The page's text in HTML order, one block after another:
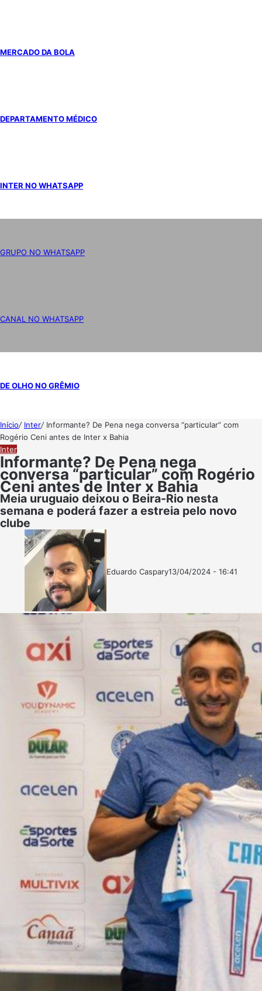
MERCADO DA BOLA
DEPARTAMENTO MÉDICO
INTER NO WHATSAPP
GRUPO NO WHATSAPP
CANAL NO WHATSAPP
DE OLHO NO GRÊMIO
Início/ Inter/ Informante? De Pena nega conversa “particular” com
Rogério Ceni antes de Inter x Bahia
Inter
Informante? De Pena nega
conversa “particular” com Rogério
Ceni antes de Inter x Bahia
Meia uruguaio deixou o Beira-Rio nesta
semana e poderá fazer a estreia pelo novo
clube
Eduardo CasparyFollow
Mande
13/04/2024 - 16:41